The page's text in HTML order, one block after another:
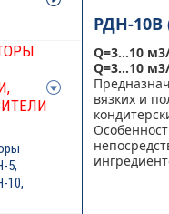
5,
10,
РДН-
Q=3...10
Q=3...10
вязких и